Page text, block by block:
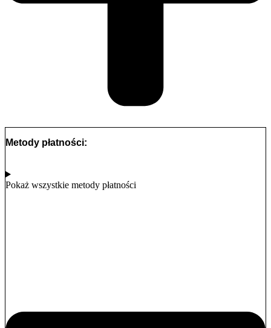
Metody płatności:
Pokaż wszystkie metody płatności